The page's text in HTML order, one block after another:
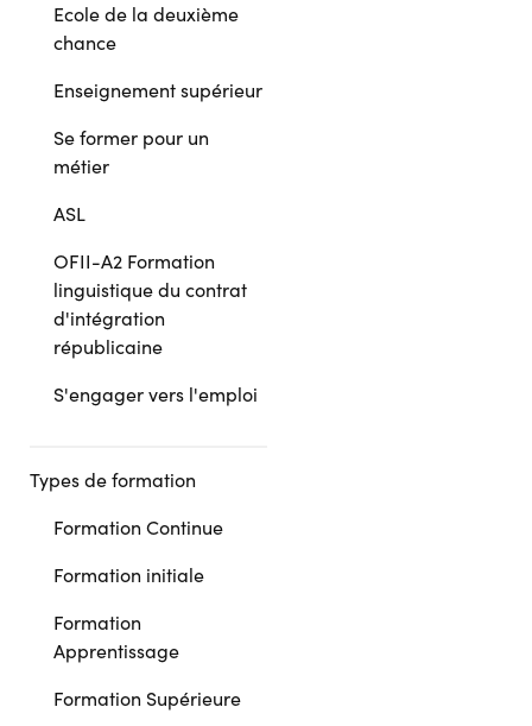
Ecole de la deuxième
chance
Enseignement supérieur
Se former pour un
métier
ASL
OFII-A2 Formation
linguistique du contrat
d'intégration
républicaine
S'engager vers l'emploi
Types de formation
Formation Continue
Formation initiale
Formation
Apprentissage
Formation Supérieure